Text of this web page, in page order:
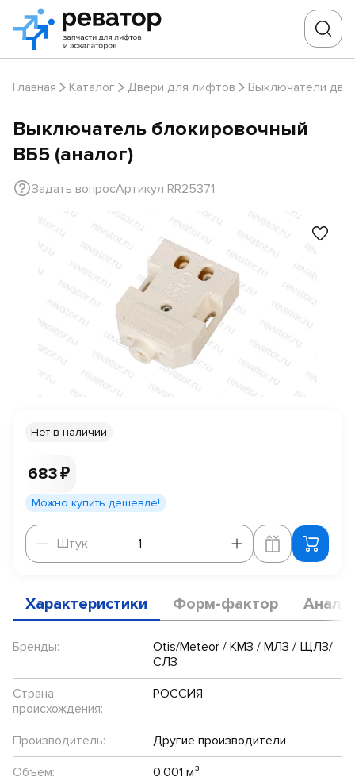
Главная Каталог Двери для лифтов Выключатели
Выключатель блокировочный
ВБ5 (аналог)
Задать вопросАртикул RR25371
Нет в наличии
683 ₽
Можно купить дешевле!
Штук
Штук
Характеристики Форм-фактор
Бренды:
Otis/Meteor / КМЗ / МЛЗ / ЩЛЗ/
СЛЗ
Страна
происхождения:
РОССИЯ
Производитель:
Другие производители
Объем:
0.001 м³